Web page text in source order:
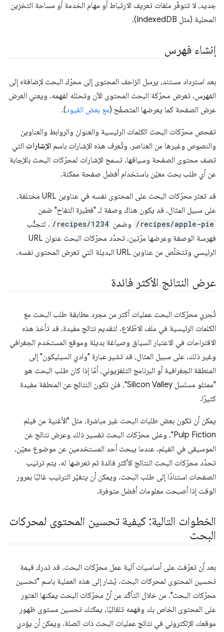
جديد، لا تتوفّر ملفات تعريف الارتباط أو مهام الخدمة أو مساحة التخزين
المحلية (مثل IndexedDB).
إنشاء فهرس
بعد استرداد مستند، يرسل الزاحف المحتوى إلى محرّك البحث لإضافةه إلى
الفهرس. تعرض محرّكة البحث المحتوى الآن وتحلله لفهمه. ويعني العرض
عرض الصفحة كما يعرضها المتصفّح (مع بعض القيود).
تفحص محرّكات البحث الكلمات الرئيسية والعنوان والروابط والعناوين
والنصوص وغيرها من العناصر. وتُعرف هذه الإشارات باسم الإشارات التي
تصف محتوى الصفحة وسياقها. تسمح الإشارات لمحرّكات البحث بالإجابة
عن أي طلب بحث معيّن باستخدام أفضل صفحة ممكنة.
قد تعثر محرّكات البحث على المحتوى نفسه في عناوين URL مختلفة.
على سبيل المثال، قد يكون هناك وصفة لـ "فطيرة التفاح" ضمن
/recipes/apple-pie وضمن /recipes/1234 . لتجنُّب
فهرسة الوصفة وعرضها مرّتين، تحدّد محرّكات البحث عنوان URL
الرئيسي وتتخلّص من عناوين URL البديلة التي تعرض المحتوى نفسه.
عرض النتائج الأكثر فائدة
تُجري محرّكات البحث عمليات أكثر من مجرد مطابقة طلب البحث مع
الكلمات الرئيسية في ملف الاطّلاع. لتقديم نتائج مفيدة، قد تأخذ هذه
الاقتراحات في الاعتبار السياق وصياغة بديلة وموقع المستخدم الجغرافي
وغير ذلك. على سبيل المثال، قد تشير عبارة "وادي السيليكون" إلى
المنطقة الجغرافية أو البرنامج التلفزيوني. أمّا إذا كان طلب البحث هو
"ممثلو مسلسل Silicon Valley"، فلن تكون النتائج عن المنطقة مفيدة
كثيرًا.
يمكن أن تكون بعض طلبات البحث غير مباشرة، مثل "الأغنية من فيلم
Pulp Fiction"، وعلى محرّكات البحث تفسير ذلك وعرض نتائج عن
الموسيقى في الفيلم. عندما يبحث أحد المستخدمين عن موضوع معيّن،
تحدّد محرّكات البحث النتائج الأكثر فائدة ثم تعرضها له. يتم ترتيب
الصفحات استنادًا إلى طلب البحث. ويمكن أن يتغيّر الترتيب غالبًا بمرور
الوقت إذا أصبحت معلومات أفضل متوفرة.
الخطوات التالية: كيفية تحسين المحتوى لمحركات
البحث
بعد أن تعرّفت على أساسيات آلية عمل محرّكات البحث، قد تدرك قيمة
تحسين المحتوى لمحركات البحث. يُشار إلى هذه العملية باسم "تحسين
محرّكات البحث". من خلال التأكّد من أنّ محرّكات البحث يمكنها العثور
على المحتوى الخاص بك وفهمه تلقائيًا، يمكنك تحسين مستوى ظهور
موقعك الإلكتروني في نتائج عمليات البحث ذات الصلة. ويمكن أن يؤدي